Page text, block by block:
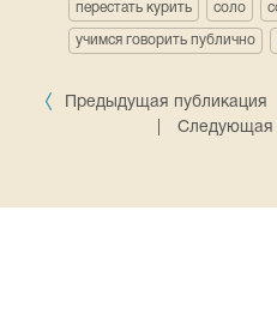
перестать курить соло
учимся говорить публично
Предыдущая публикация
Следующая